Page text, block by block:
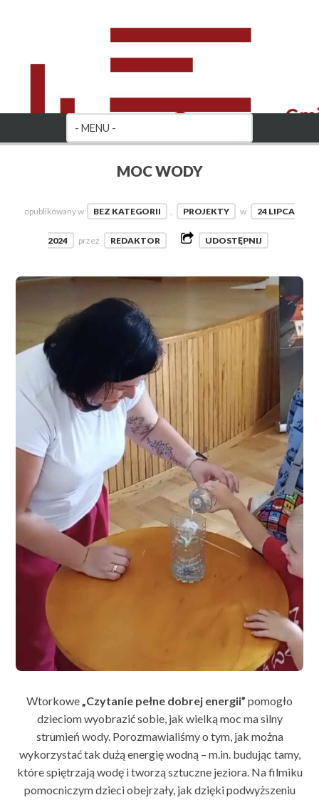
MOC WODY
opublikowany w BEZ KATEGORII , PROJEKTY w 24 LIPCA
2024 przez REDAKTOR UDOSTĘPNIJ
Wtorkowe„Czytanie pełne dobrej energii” pomogło
dzieciom wyobrazić sobie, jak wielką moc ma silny
strumień wody. Porozmawialiśmy o tym, jak można
wykorzystać tak dużą energię wodną – m.in. budując tamy,
które spiętrzają wodę i tworzą sztuczne jeziora. Na filmiku
pomocniczym dzieci obejrzały, jak dzięki podwyższeniu